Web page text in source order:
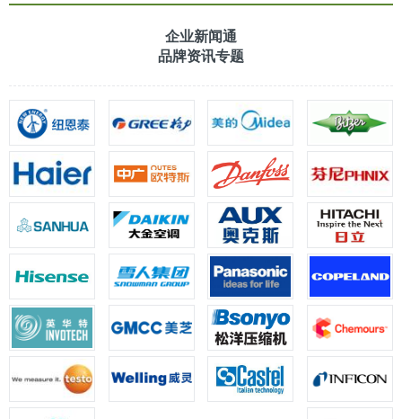
企业新闻通
品牌资讯专题